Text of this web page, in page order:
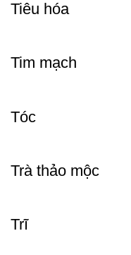
Tiêu hóa
Tim mạch
Tóc
Trà thảo mộc
Trĩ